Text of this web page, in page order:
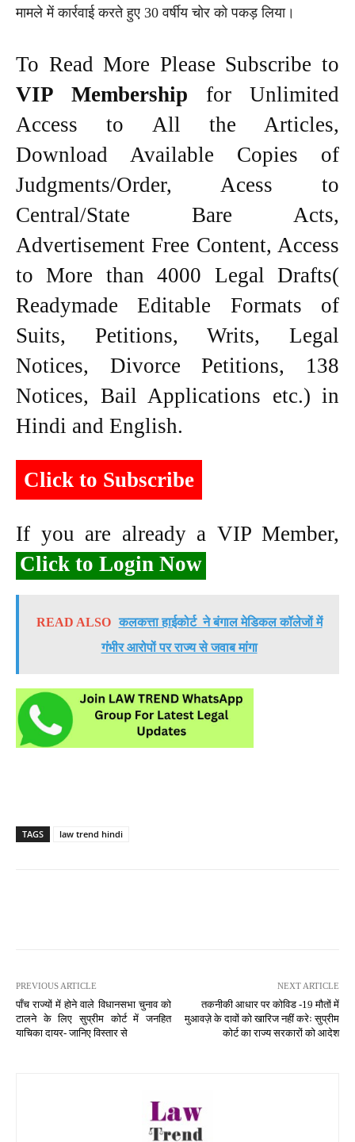
मामले में कार्रवाई करते हुए 30 वर्षीय चोर को पकड़ लिया।
To Read More Please Subscribe to
VIP Membership for Unlimited
Access to All the Articles,
Download Available Copies of
Judgments/Order, Acess to
Central/State Bare Acts,
Advertisement Free Content, Access
to More than 4000 Legal Drafts(
Readymade Editable Formats of
Suits, Petitions, Writs, Legal
Notices, Divorce Petitions, 138
Notices, Bail Applications etc.) in
Hindi and English.
Click to Subscribe
If you are already a VIP Member,
Click to Login Now
READ ALSO कलकत्ता हाईकोर्ट ने बंगाल मेडिकल कॉलेजों में
गंभीर आरोपों पर राज्य से जवाब मांगा
TAGS law trend hindi
PREVIOUS ARTICLE
पाँच राज्यों में होने वाले विधानसभा चुनाव को
टालने के लिए सुप्रीम कोर्ट में जनहित
याचिका दायर- जानिए विस्तार से
NEXT ARTICLE
तकनीकी आधार पर कोविड -19 मौतों में
मुआवज़े के दावों को खारिज नहीं करेः सुप्रीम
कोर्ट का राज्य सरकारों को आदेश